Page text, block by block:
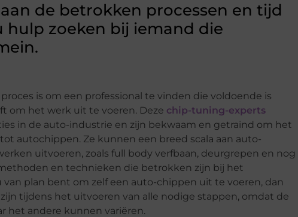
de betrokken processen en tijd
zoeken bij iemand die
is om een professional te vinden die voldoende is
om het werk uit te voeren. Deze chip-tuning-experts
in de auto-industrie en zijn bekwaam en getraind om het
autochippen. Ze kunnen een breed scala aan auto-
uitvoeren, zoals full body verfbaan, deurgrepen en nog
en technieken die betrokken zijn bij het
van plan bent om zelf een auto-chippen uit te voeren, dan
tijdens het uitvoeren van alle nodige stappen, omdat de
het andere kunnen variëren.